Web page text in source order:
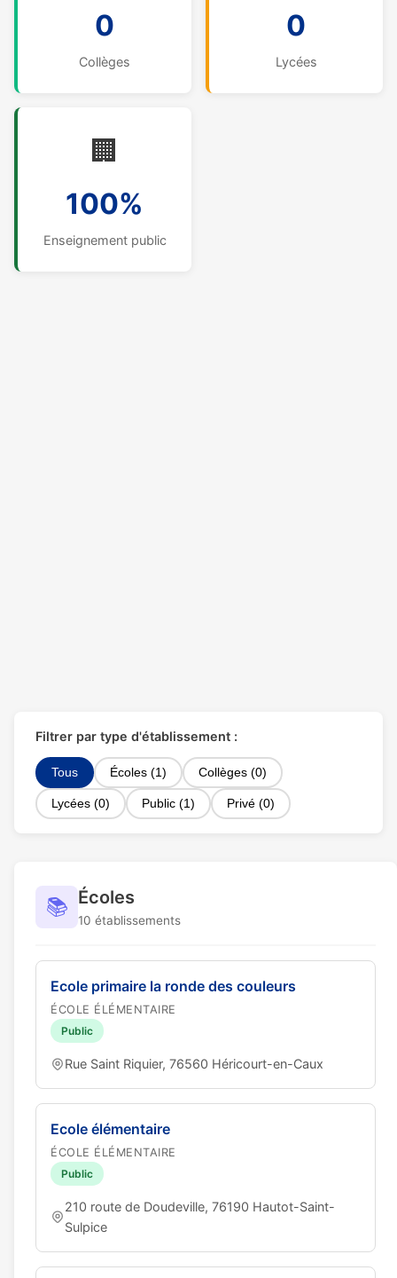
0
Collèges
0
Lycées
🏢
100%
Enseignement public
Filtrer par type d'établissement :
Tous Écoles (1) Collèges (0)
Lycées (0) Public (1) Privé (0)
📚 Écoles
10 établissements
Ecole primaire la ronde des couleurs
ÉCOLE ÉLÉMENTAIRE
Public
Rue Saint Riquier, 76560 Héricourt-en-Caux
Ecole élémentaire
ÉCOLE ÉLÉMENTAIRE
Public
210 route de Doudeville, 76190 Hautot-Saint-
Sulpice